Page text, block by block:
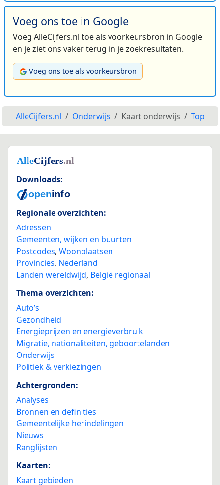
Voeg ons toe in Google
Voeg AlleCijfers.nl toe als voorkeursbron in Google
en je ziet ons vaker terug in je zoekresultaten.
Voeg ons toe als voorkeursbron
AlleCijfers.nl Onderwijs Kaart onderwijs Top
Downloads:
Regionale overzichten:
Adressen
Gemeenten, wijken en buurten
Postcodes, Woonplaatsen
Provincies, Nederland
Landen wereldwijd, België regionaal
Thema overzichten:
Auto’s
Gezondheid
Energieprijzen en energieverbruik
Migratie, nationaliteiten, geboortelanden
Onderwijs
Politiek & verkiezingen
Achtergronden:
Analyses
Bronnen en definities
Gemeentelijke herindelingen
Nieuws
Ranglijsten
Kaarten:
Kaart gebieden